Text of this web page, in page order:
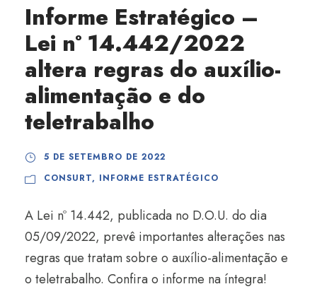
Informe Estratégico –
Lei nº 14.442/2022
altera regras do auxílio-
alimentação e do
teletrabalho
5 DE SETEMBRO DE 2022
CONSURT, INFORME ESTRATÉGICO
A Lei nº 14.442, publicada no D.O.U. do dia
05/09/2022, prevê importantes alterações nas
regras que tratam sobre o auxílio-alimentação e
o teletrabalho. Confira o informe na íntegra!